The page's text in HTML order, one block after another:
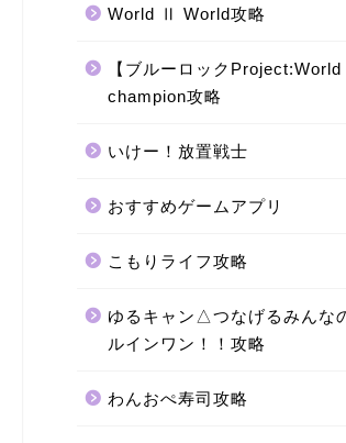
World Ⅱ World攻略
【ブルーロックProject:World
champion攻略
いけー！放置戦士
おすすめゲームアプリ
こもりライフ攻略
ゆるキャン△つなげるみんな
ルインワン！！攻略
わんおぺ寿司攻略